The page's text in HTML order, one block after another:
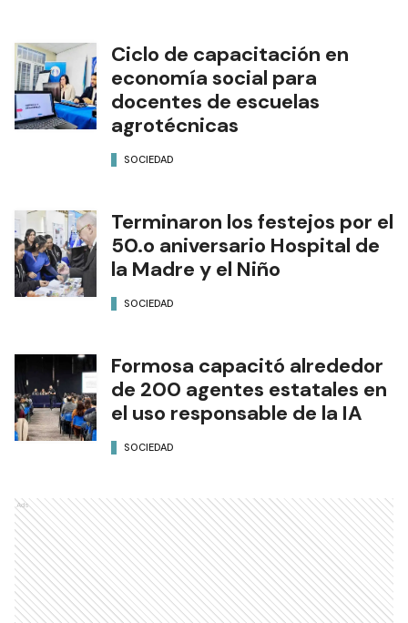
Ciclo de capacitación en
economía social para
docentes de escuelas
agrotécnicas
SOCIEDAD
Terminaron los festejos por el
50.o aniversario Hospital de
la Madre y el Niño
SOCIEDAD
Formosa capacitó alrededor
de 200 agentes estatales en
el uso responsable de la IA
SOCIEDAD
Ads